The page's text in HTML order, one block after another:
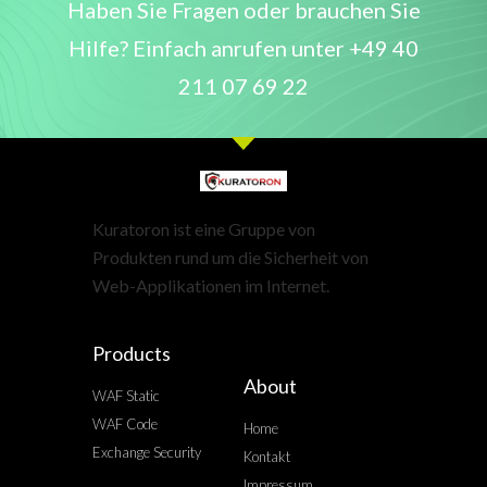
Haben Sie Fragen oder brauchen Sie
Hilfe? Einfach anrufen unter +49 40
211 07 69 22
Kuratoron ist eine Gruppe von
Produkten rund um die Sicherheit von
Web-Applikationen im Internet.
Products
WAF Static
WAF Code
Exchange Security
About
Home
Kontakt